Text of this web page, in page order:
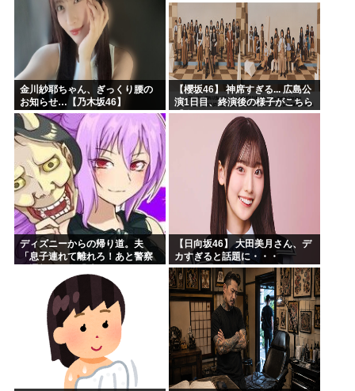
金川紗耶ちゃん、ぎっくり腰の
お知らせ…【乃木坂46】
【櫻坂46】 神席すぎる... 広島公
演1日目、終演後の様子がこちら
【全国ツアー2026 What’s
lonesome?】
ディズニーからの帰り道。夫
「息子連れて離れろ！あと警察
「どうしました！？」→トンデ
モナイことに…
【日向坂46】 大田美月さん、デ
カすぎると話題に・・・